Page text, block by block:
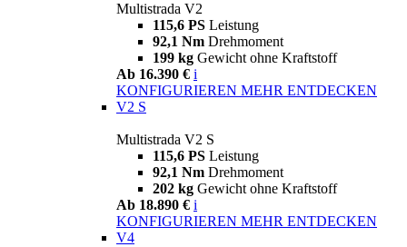
Multistrada V2
115,6 PS Leistung
92,1 Nm Drehmoment
199 kg Gewicht ohne Kraftstoff
Ab 16.390 € i
KONFIGURIEREN MEHR ENTDECKEN
V2 S
Multistrada V2 S
115,6 PS Leistung
92,1 Nm Drehmoment
202 kg Gewicht ohne Kraftstoff
Ab 18.890 € i
KONFIGURIEREN MEHR ENTDECKEN
V4